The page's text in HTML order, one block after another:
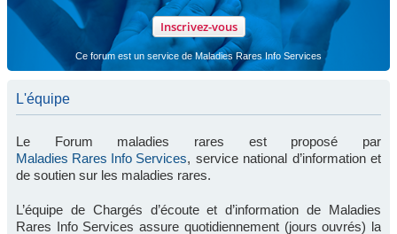
Inscrivez-vous
Ce forum est un service de Maladies Rares Info Services
L'équipe
Le Forum maladies rares est proposé par
Maladies Rares Info Services, service national d’information et
de soutien sur les maladies rares.
L’équipe de Chargés d’écoute et d’information de Maladies
Rares Info Services assure quotidiennement (jours ouvrés) la